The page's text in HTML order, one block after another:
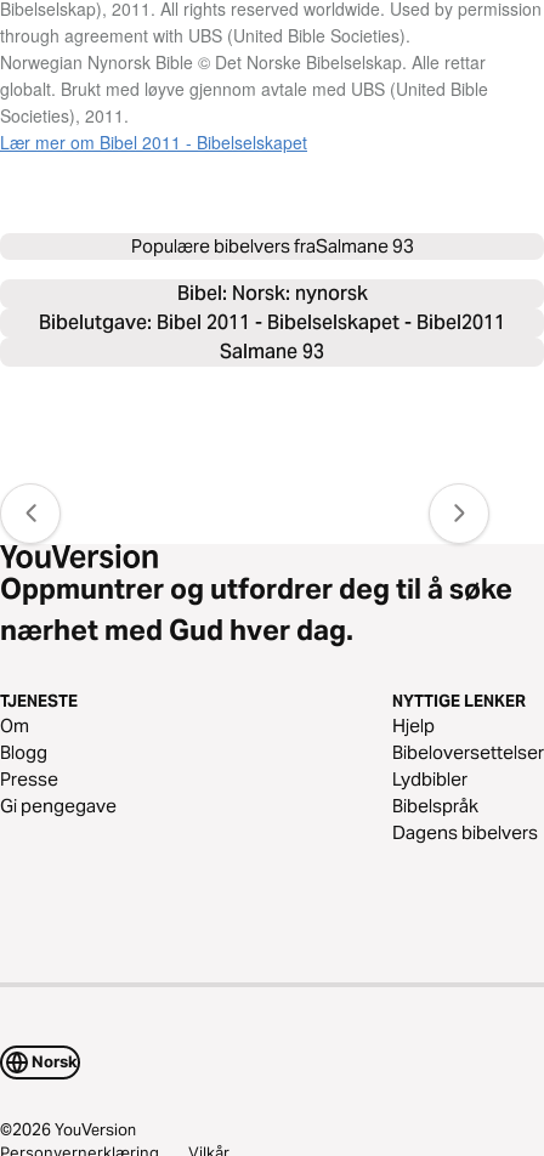
Bibelselskap), 2011. All rights reserved worldwide. Used by permission
through agreement with UBS (United Bible Societies).
Norwegian Nynorsk Bible © Det Norske Bibelselskap. Alle rettar
globalt. Brukt med løyve gjennom avtale med UBS (United Bible
Societies), 2011.
Lær mer om Bibel 2011 - Bibelselskapet
Populære bibelvers fraSalmane 93
Bibel: Norsk: nynorsk
Bibelutgave: Bibel 2011 - Bibelselskapet - Bibel2011
Salmane 93
Oppmuntrer og utfordrer deg til å søke
nærhet med Gud hver dag.
TJENESTE
Om
Blogg
Presse
Gi pengegave
NYTTIGE LENKER
Hjelp
Bibeloversettelser
Lydbibler
Bibelspråk
Dagens bibelvers
Norsk
©2026YouVersion